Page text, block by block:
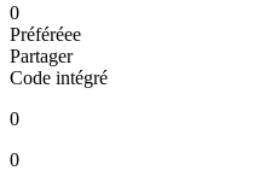
0
Préféréeе
Partager
Code intégré
0
0